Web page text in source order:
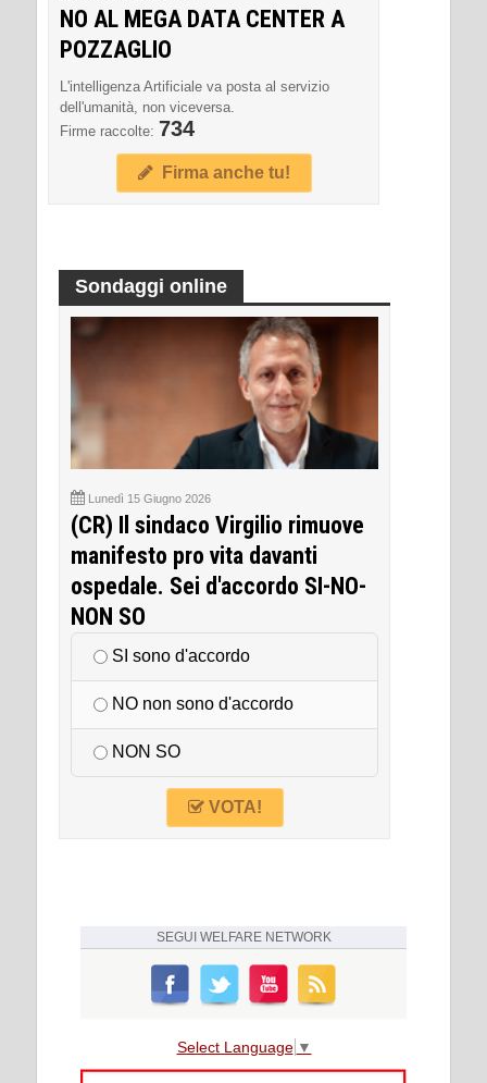
NO AL MEGA DATA CENTER A
POZZAGLIO
L'intelligenza Artificiale va posta al servizio
dell'umanità, non viceversa.
Firme raccolte: 734
Firma anche tu!
Sondaggi online
Lunedì 15 Giugno 2026
(CR) Il sindaco Virgilio rimuove
manifesto pro vita davanti
ospedale. Sei d'accordo SI-NO-
NON SO
SI sono d'accordo
NO non sono d'accordo
NON SO
VOTA!
SEGUI WELFARE NETWORK
Select Language ▼